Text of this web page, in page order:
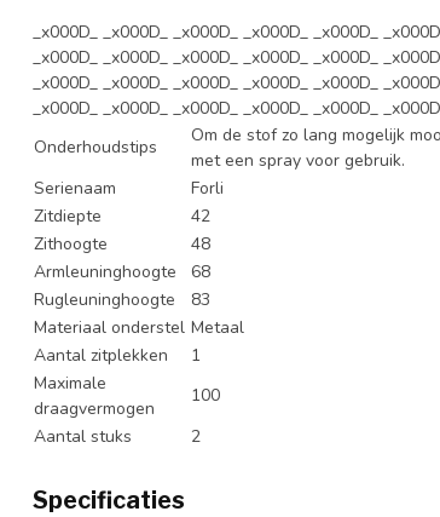
_x000D_ _x000D_ _x000D_ _x000D_ _x000D_
_x000D_ _x000D_ _x000D_ _x000D_ _x000D_
_x000D_ _x000D_ _x000D_ _x000D_ _x000D_
_x000D_ _x000D_ _x000D_ _x000D_ _x000D_
Onderhoudstips
Om de stof zo lang mogelijk
met een spray voor gebruik.
Serienaam
Forli
Zitdiepte
42
Zithoogte
48
Armleuninghoogte
68
Rugleuninghoogte
83
Materiaal onderstel Metaal
Aantal zitplekken
1
Maximale
draagvermogen
100
Aantal stuks
2
Specificaties